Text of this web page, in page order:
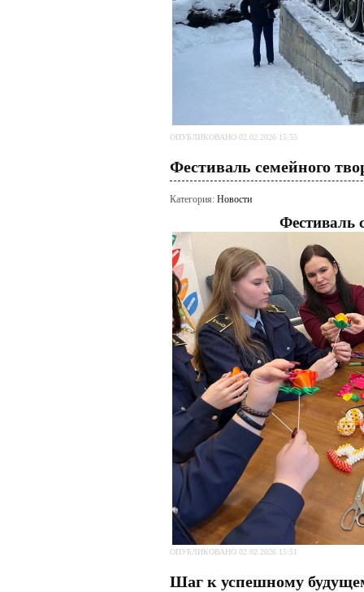
ОПУБЛИКОВАНО 02.02.2026 15:55
Фестиваль семейного
Категория: Новости
Фестиваль
ОПУБЛИКОВАНО 02.02.2026 15:51
Шаг к успешному